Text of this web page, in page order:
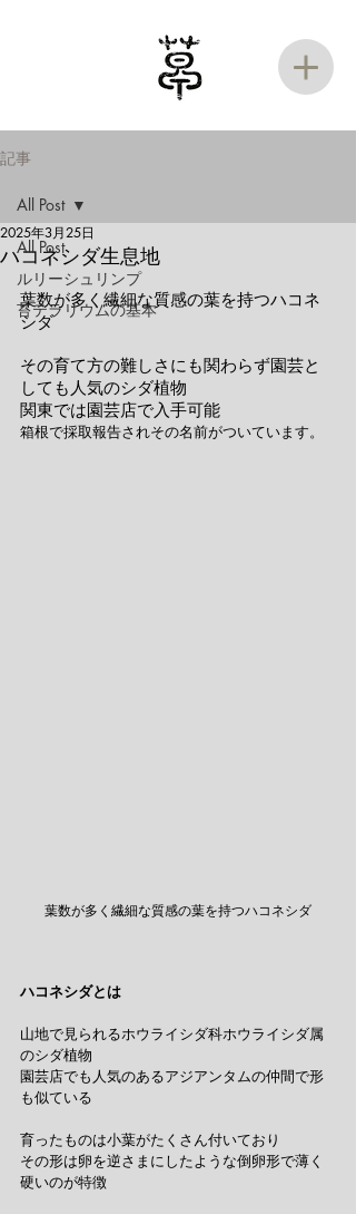
記事
All Post
ルリーシュリンプ
苔テラリウムの基本
All Post
ハコネシダ生息地
2025年3月25日
葉数が多く繊細な質感の葉を持つハコネ
シダ
その育て方の難しさにも関わらず園芸と
しても人気のシダ植物
関東では園芸店で入手可能
箱根で採取報告されその名前がついています。
葉数が多く繊細な質感の葉を持つハコネシダ
ハコネシダとは
山地で見られるホウライシダ科ホウライシダ属
のシダ植物
園芸店でも人気のあるアジアンタムの仲間で形
も似ている
育ったものは小葉がたくさん付いており
その形は卵を逆さまにしたような倒卵形で薄く
硬いのが特徴